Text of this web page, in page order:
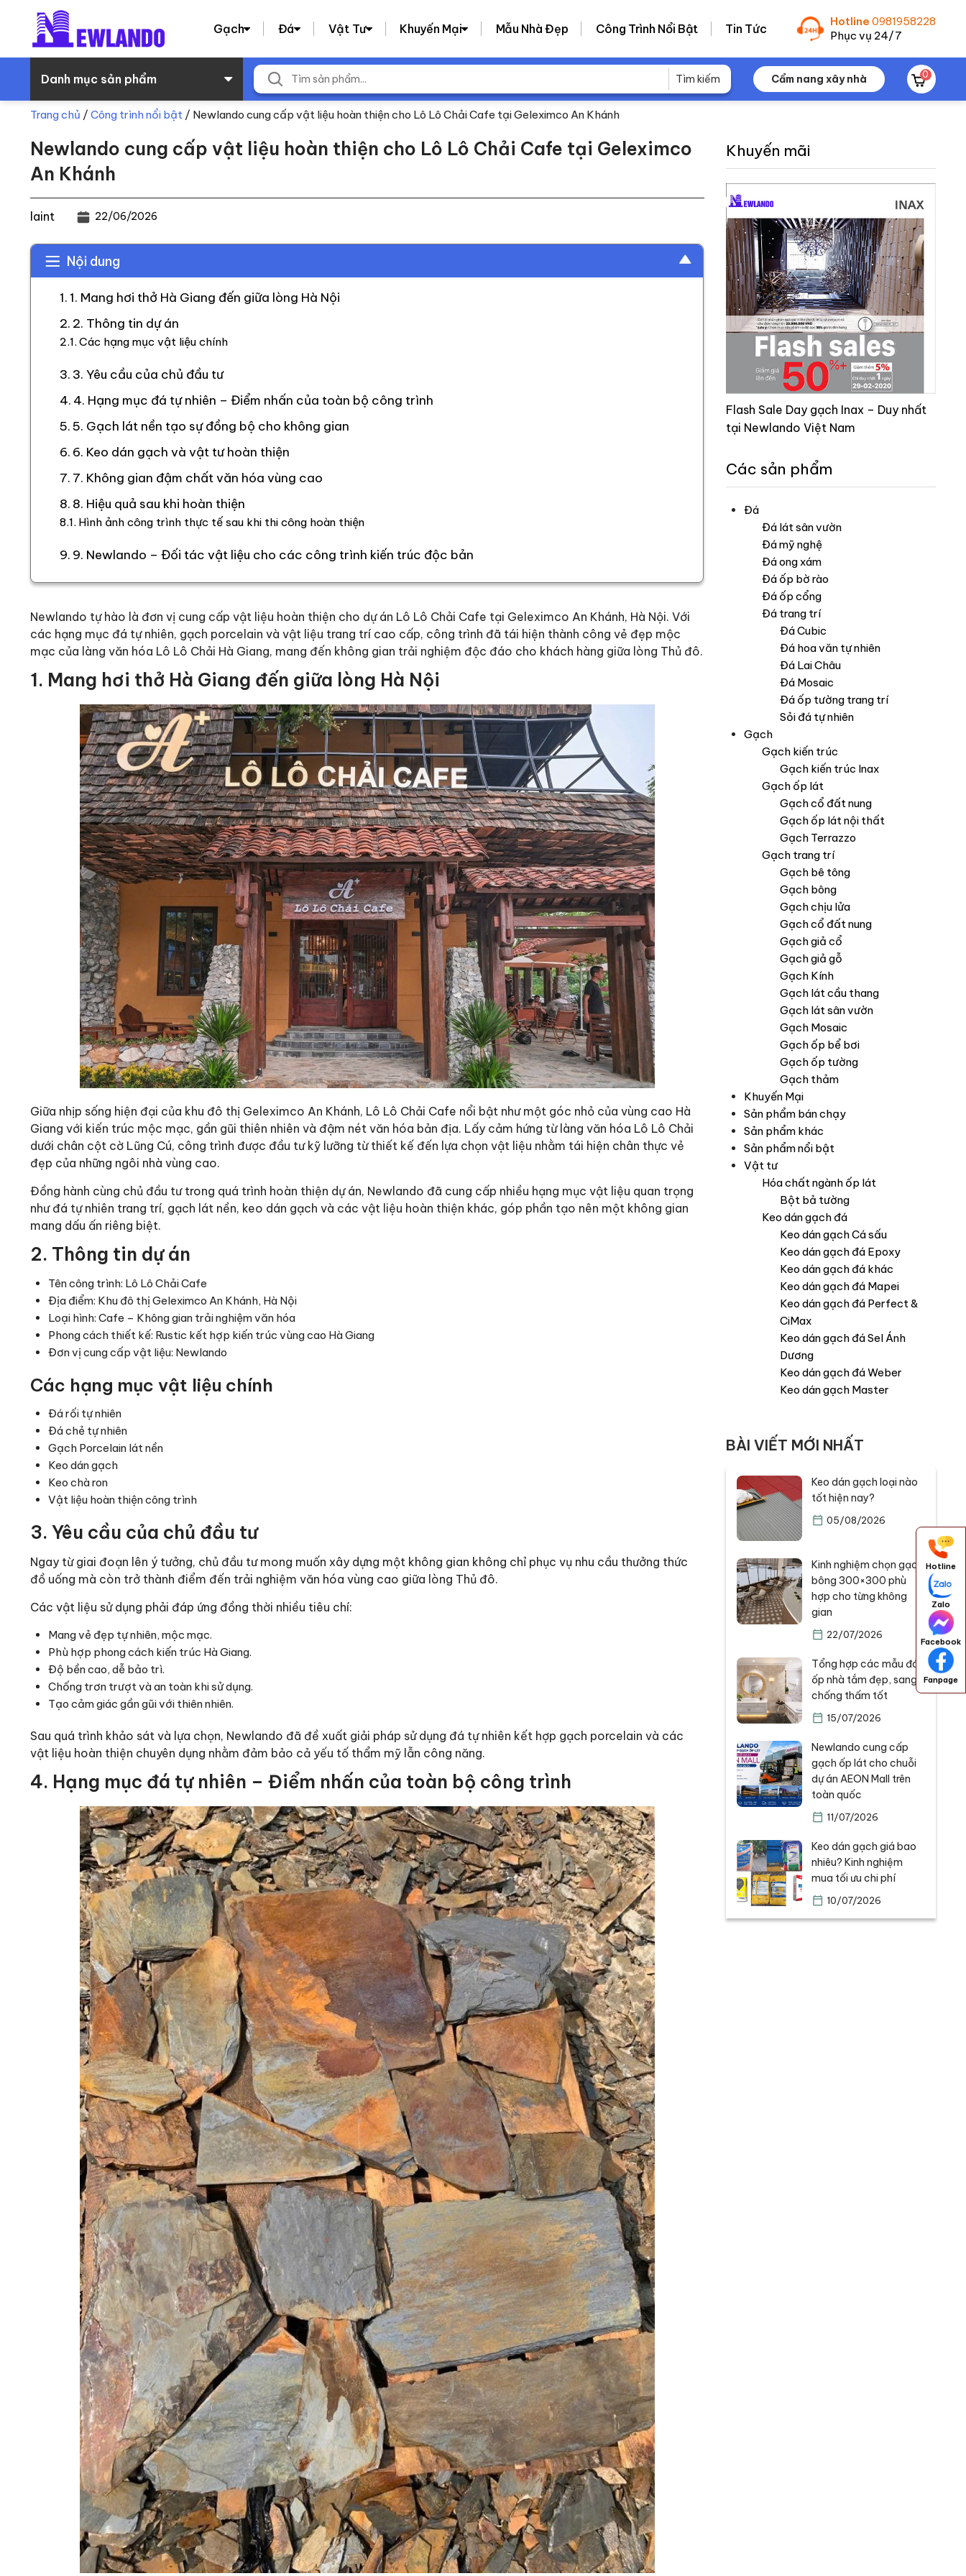
Gạch Đá Vật Tư Khuyến Mại Mẫu Nhà Đẹp Công Trình Nổi Bật Tin Tức
Hotline 0981958228
Phục vụ 24/7
Danh mục sản phẩm Cẩm nang xây nhà 0
Trang chủ / Công trình nổi bật / Newlando cung cấp vật liệu hoàn thiện cho Lô Lô Chải Cafe tại Geleximco An Khánh
Newlando cung cấp vật liệu hoàn thiện cho Lô Lô Chải Cafe tại Geleximco
An Khánh
laint 22/06/2026
Nội dung
1. Mang hơi thở Hà Giang đến giữa lòng Hà Nội
2. Thông tin dự án
Các hạng mục vật liệu chính
3. Yêu cầu của chủ đầu tư
4. Hạng mục đá tự nhiên – Điểm nhấn của toàn bộ công trình
5. Gạch lát nền tạo sự đồng bộ cho không gian
6. Keo dán gạch và vật tư hoàn thiện
7. Không gian đậm chất văn hóa vùng cao
8. Hiệu quả sau khi hoàn thiện
Hình ảnh công trình thực tế sau khi thi công hoàn thiện
9. Newlando – Đối tác vật liệu cho các công trình kiến trúc độc bản
Newlando tự hào là đơn vị cung cấp vật liệu hoàn thiện cho dự án Lô Lô Chải Cafe tại Geleximco An Khánh, Hà Nội. Với
các hạng mục đá tự nhiên, gạch porcelain và vật liệu trang trí cao cấp, công trình đã tái hiện thành công vẻ đẹp mộc
mạc của làng văn hóa Lô Lô Chải Hà Giang, mang đến không gian trải nghiệm độc đáo cho khách hàng giữa lòng Thủ đô.
1. Mang hơi thở Hà Giang đến giữa lòng Hà Nội
Giữa nhịp sống hiện đại của khu đô thị Geleximco An Khánh, Lô Lô Chải Cafe nổi bật như một góc nhỏ của vùng cao Hà
Giang với kiến trúc mộc mạc, gần gũi thiên nhiên và đậm nét văn hóa bản địa. Lấy cảm hứng từ làng văn hóa Lô Lô Chải
dưới chân cột cờ Lũng Cú, công trình được đầu tư kỹ lưỡng từ thiết kế đến lựa chọn vật liệu nhằm tái hiện chân thực vẻ
đẹp của những ngôi nhà vùng cao.
Đồng hành cùng chủ đầu tư trong quá trình hoàn thiện dự án, Newlando đã cung cấp nhiều hạng mục vật liệu quan trọng
như đá tự nhiên trang trí, gạch lát nền, keo dán gạch và các vật liệu hoàn thiện khác, góp phần tạo nên một không gian
mang dấu ấn riêng biệt.
2. Thông tin dự án
Tên công trình: Lô Lô Chải Cafe
Địa điểm: Khu đô thị Geleximco An Khánh, Hà Nội
Loại hình: Cafe – Không gian trải nghiệm văn hóa
Phong cách thiết kế: Rustic kết hợp kiến trúc vùng cao Hà Giang
Đơn vị cung cấp vật liệu: Newlando
Các hạng mục vật liệu chính
Đá rối tự nhiên
Đá chẻ tự nhiên
Gạch Porcelain lát nền
Keo dán gạch
Keo chà ron
Vật liệu hoàn thiện công trình
3. Yêu cầu của chủ đầu tư
Ngay từ giai đoạn lên ý tưởng, chủ đầu tư mong muốn xây dựng một không gian không chỉ phục vụ nhu cầu thưởng thức
đồ uống mà còn trở thành điểm đến trải nghiệm văn hóa vùng cao giữa lòng Thủ đô.
Các vật liệu sử dụng phải đáp ứng đồng thời nhiều tiêu chí:
Mang vẻ đẹp tự nhiên, mộc mạc.
Phù hợp phong cách kiến trúc Hà Giang.
Độ bền cao, dễ bảo trì.
Chống trơn trượt và an toàn khi sử dụng.
Tạo cảm giác gần gũi với thiên nhiên.
Sau quá trình khảo sát và lựa chọn, Newlando đã đề xuất giải pháp sử dụng đá tự nhiên kết hợp gạch porcelain và các
vật liệu hoàn thiện chuyên dụng nhằm đảm bảo cả yếu tố thẩm mỹ lẫn công năng.
4. Hạng mục đá tự nhiên – Điểm nhấn của toàn bộ công trình
Khuyến mãi
Flash Sale Day gạch Inax – Duy nhất
tại Newlando Việt Nam
Các sản phẩm
Đá
Đá lát sân vườn
Đá mỹ nghệ
Đá ong xám
Đá ốp bờ rào
Đá ốp cổng
Đá trang trí
Đá Cubic
Đá hoa văn tự nhiên
Đá Lai Châu
Đá Mosaic
Đá ốp tường trang trí
Sỏi đá tự nhiên
Gạch
Gạch kiến trúc
Gạch kiến trúc Inax
Gạch ốp lát
Gạch cổ đất nung
Gạch ốp lát nội thất
Gạch Terrazzo
Gạch trang trí
Gạch bê tông
Gạch bông
Gạch chịu lửa
Gạch cổ đất nung
Gạch giả cổ
Gạch giả gỗ
Gạch Kính
Gạch lát cầu thang
Gạch lát sân vườn
Gạch Mosaic
Gạch ốp bể bơi
Gạch ốp tường
Gạch thảm
Khuyến Mại
Sản phẩm bán chạy
Sản phẩm khác
Sản phẩm nổi bật
Vật tư
Hóa chất ngành ốp lát
Bột bả tường
Keo dán gạch đá
Keo dán gạch Cá sấu
Keo dán gạch đá Epoxy
Keo dán gạch đá khác
Keo dán gạch đá Mapei
Keo dán gạch đá Perfect &
CiMax
Keo dán gạch đá Sel Ánh
Dương
Keo dán gạch đá Weber
Keo dán gạch Master
BÀI VIẾT MỚI NHẤT
Keo dán gạch loại nào
tốt hiện nay?
05/08/2026
Kinh nghiệm chọn gạch
bông 300×300 phù
hợp cho từng không
gian
22/07/2026
Tổng hợp các mẫu đá
ốp nhà tắm đẹp, sang,
chống thấm tốt
15/07/2026
Newlando cung cấp
gạch ốp lát cho chuỗi
dự án AEON Mall trên
toàn quốc
11/07/2026
Keo dán gạch giá bao
nhiêu? Kinh nghiệm
mua tối ưu chi phí
10/07/2026
Hotline
Zalo
Facebook
Fanpage